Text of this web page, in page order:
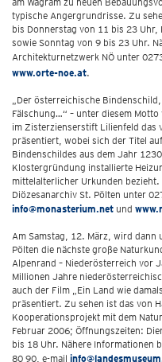
typische Angergrundrisse. Zu
bis Donnerstag von 11 bis 23
sowie Sonntag von 9 bis 23 Uhr.
Architekturnetzwerk NÖ unter
www.orte-noe.at.
„Der österreichische
Fälschung…“ – unter diesem
im Zisterzienserstift Lilienfeld
präsentiert, wobei sich der Titel
Bindenschildes aus dem Jahr
Klostergründung installierte
mittelalterlicher Urkunden
Diözesanarchiv St. Pölten unter
info@monasterium.net und
Am Samstag, 12. März, wird dann
Pölten die nächste große
Alpenrand – Niederösterreich vor
Millionen Jahre
auch der Film „Ein Land wie
präsentiert. Zu sehen ist das von
Kooperationsprojekt mit dem
Februar 2006; Öffnungszeiten:
bis 18 Uhr. Nähere Informationen
80 90, e-mail